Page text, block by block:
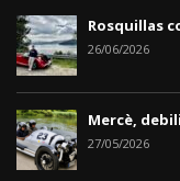
Rosquillas
26/06/2026
Mercè,
27/05/2026